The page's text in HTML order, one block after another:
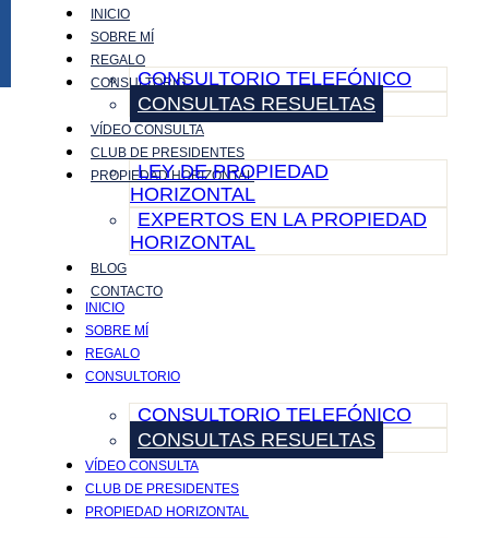
contenido
INICIO
SOBRE MÍ
REGALO
CONSULTORIOCONSULTORIO TELEFÓNICO
CONSULTAS RESUELTAS
VÍDEO CONSULTA
CLUB DE PRESIDENTES
PROPIEDAD HORIZONTAL
LEY DE PROPIEDAD
HORIZONTAL
EXPERTOS EN LA PROPIEDAD
HORIZONTAL
BLOG
CONTACTO
INICIO
SOBRE MÍ
REGALO
CONSULTORIO
CONSULTORIO TELEFÓNICO
CONSULTAS RESUELTAS
VÍDEO CONSULTA
CLUB DE PRESIDENTES
PROPIEDAD HORIZONTAL